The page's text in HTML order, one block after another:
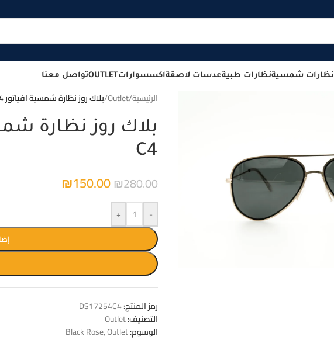
نظارات شمسيةنظارات طبيةعدسات لاصقةاكسسوارات OUTLETتواصل معنا
الرئيسية/
Outlet
/بلاك روز نظارة شمسية افياتور DS17254 C4
C4
₪280.00
₪150.00
-
+
رمز المنتج:DS17254C4
التصنيف:Outlet
الوسوم:
Black Rose,Outlet